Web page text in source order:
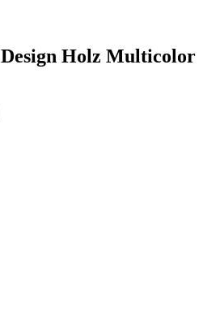
Holz Multicolor